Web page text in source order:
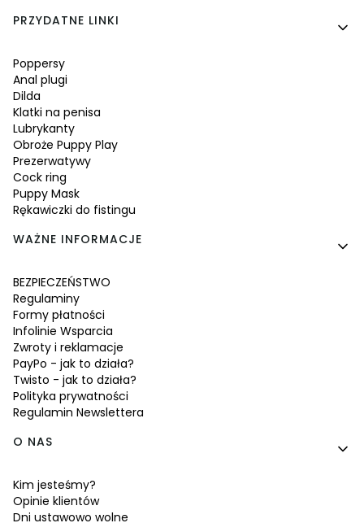
PRZYDATNE LINKI
Poppersy
Anal plugi
Dilda
Klatki na penisa
Lubrykanty
Obroże Puppy Play
Prezerwatywy
Cock ring
Puppy Mask
Rękawiczki do fistingu
WAŻNE INFORMACJE
BEZPIECZEŃSTWO
Regulaminy
Formy płatności
Infolinie Wsparcia
Zwroty i reklamacje
PayPo - jak to działa?
Twisto - jak to działa?
Polityka prywatności
Regulamin Newslettera
O NAS
Kim jesteśmy?
Opinie klientów
Dni ustawowo wolne